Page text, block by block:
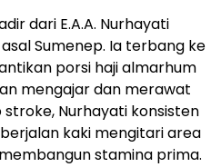
dari E.A.A. Nurhayati
Sumenep. Ia terbang ke
porsi haji almarhum
mengajar dan merawat
Nurhayati konsisten
kaki mengitari area
stamina prima.